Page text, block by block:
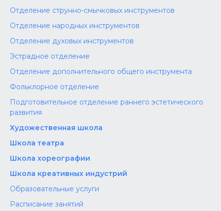
Отделение струнно-смычковых инструментов
Отделение народных инструментов
Отделение духовых инструментов
Эстрадное отделение
Отделение дополнительного общего инструмента
Фольклорное отделение
Подготовительное отделение раннего эстетического
развития
Художественная школа
Школа‌‌‌‌ театра
Школа хореографии
Школа креативных индустрий
Образовательные услуги
Расписание занятий